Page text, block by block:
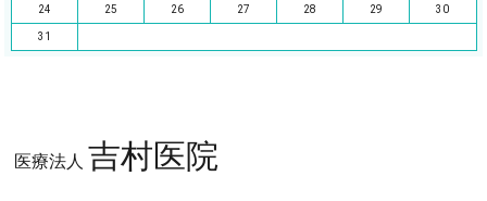
24 25 26 27 28 29 30
31
医療法人 吉村医院